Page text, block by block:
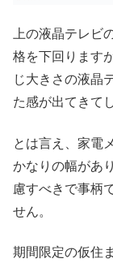
上の液晶テレビ
格を下回ります
じ大きさの液晶
た感が出てきて
とは言え、家電
かなりの幅があ
慮すべきで事柄
せん。
期間限定の仮住